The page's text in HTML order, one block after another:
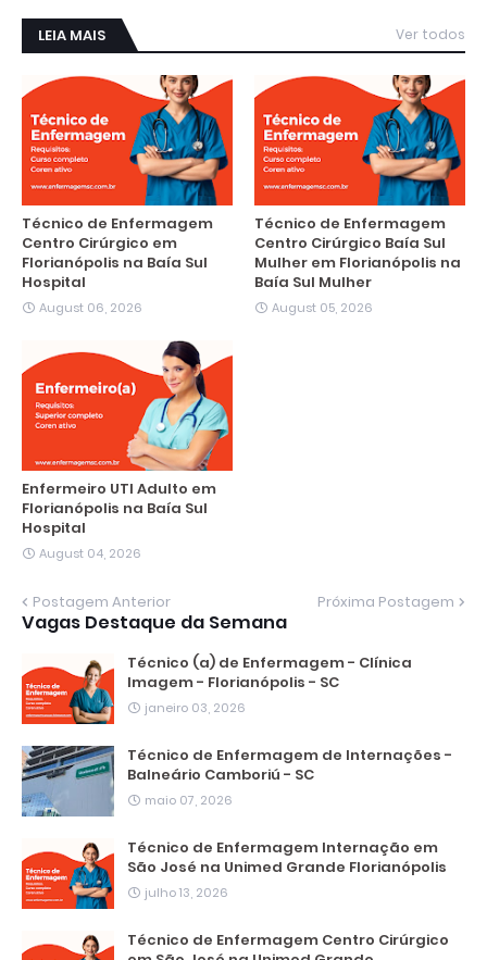
LEIA MAIS Ver todos
Técnico de Enfermagem
Centro Cirúrgico em
Florianópolis na Baía Sul
Hospital
August 06, 2026
Técnico de Enfermagem
Centro Cirúrgico Baía Sul
Mulher em Florianópolis na
Baía Sul Mulher
August 05, 2026
Enfermeiro UTI Adulto em
Florianópolis na Baía Sul
Hospital
August 04, 2026
Postagem Anterior Próxima Postagem
Vagas Destaque da Semana
Técnico (a) de Enfermagem - Clínica
Imagem - Florianópolis - SC
janeiro 03, 2026
Técnico de Enfermagem de Internações -
Balneário Camboriú - SC
maio 07, 2026
Técnico de Enfermagem Internação em
São José na Unimed Grande Florianópolis
julho 13, 2026
Técnico de Enfermagem Centro Cirúrgico